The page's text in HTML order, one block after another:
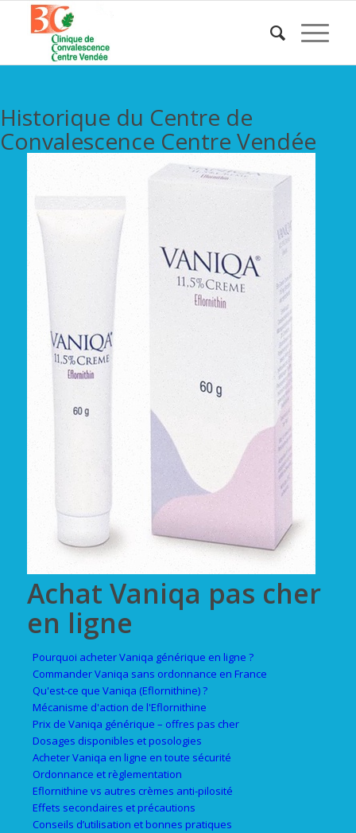
Historique du Centre de
Convalescence Centre Vendée
Achat Vaniqa pas cher
en ligne
Pourquoi acheter Vaniqa générique en ligne ?
Commander Vaniqa sans ordonnance en France
Qu'est-ce que Vaniqa (Eflornithine) ?
Mécanisme d'action de l'Eflornithine
Prix de Vaniqa générique – offres pas cher
Dosages disponibles et posologies
Acheter Vaniqa en ligne en toute sécurité
Ordonnance et règlementation
Eflornithine vs autres crèmes anti-pilosité
Effets secondaires et précautions
Conseils d’utilisation et bonnes pratiques